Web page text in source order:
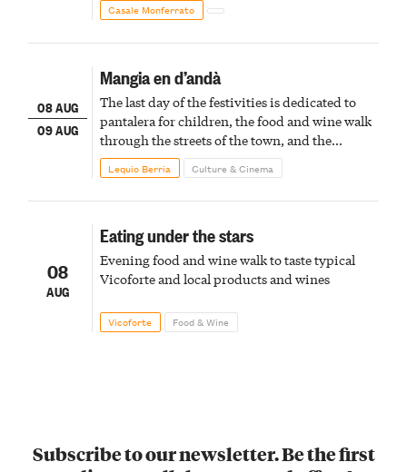
Casale Monferrato
08 AUG
09 AUG
Mangia en d’andà
The last day of the festivities is dedicated to
pantalera for children, the food and wine walk
through the streets of the town, and the
fireworks finale
Lequio Berria Culture & Cinema
08
AUG
Eating under the stars
Evening food and wine walk to taste typical
Vicoforte and local products and wines
Vicoforte Food & Wine
Subscribe to our newsletter. Be the first